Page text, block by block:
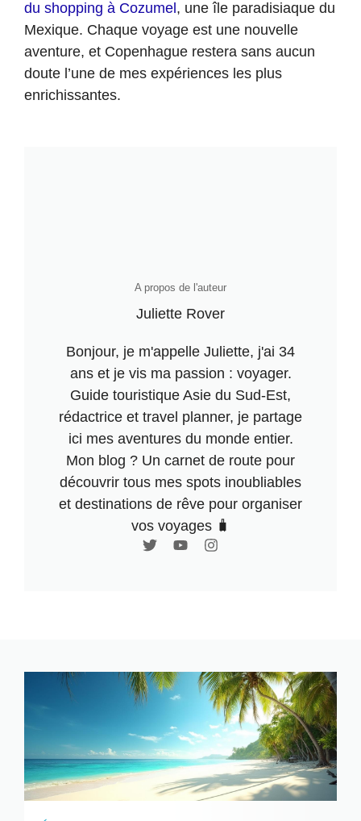
du shopping à Cozumel, une île paradisiaque du
Mexique. Chaque voyage est une nouvelle
aventure, et Copenhague restera sans aucun
doute l’une de mes expériences les plus
enrichissantes.
A propos de l'auteur
Juliette Rover
Bonjour, je m'appelle Juliette, j'ai 34
ans et je vis ma passion : voyager.
Guide touristique Asie du Sud-Est,
rédactrice et travel planner, je partage
ici mes aventures du monde entier.
Mon blog ? Un carnet de route pour
découvrir tous mes spots inoubliables
et destinations de rêve pour organiser
vos voyages 🧳